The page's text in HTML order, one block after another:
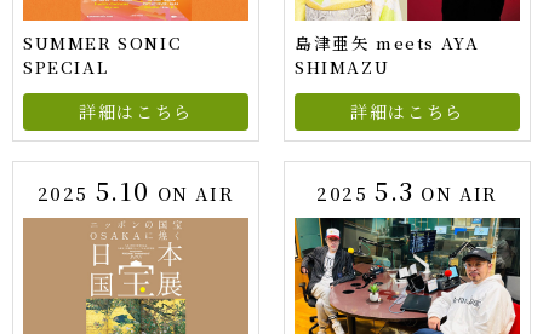
SUMMER SONIC
SPECIAL
詳細はこちら
島津亜矢 meets AYA
SHIMAZU
詳細はこちら
2025 5.10 ON AIR 2025 5.3 ON AIR